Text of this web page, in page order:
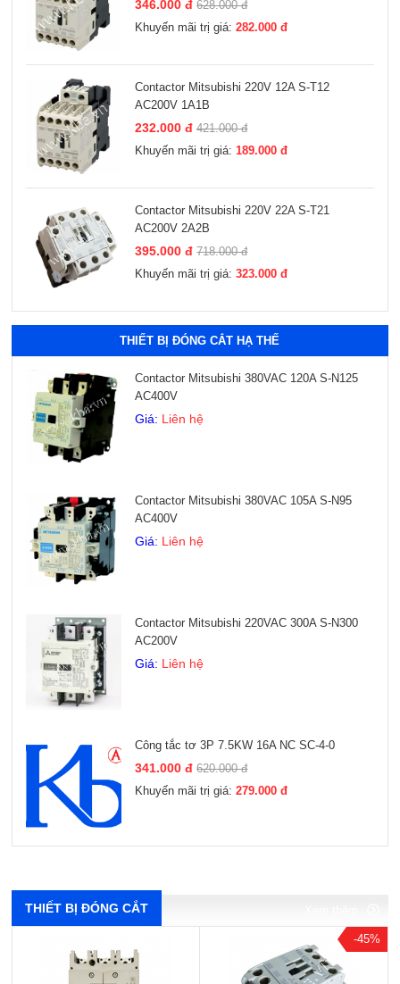
346.000 đ 628.000 đ
Khuyến mãi trị giá:282.000 đ
Contactor Mitsubishi 220V 12A S-T12
AC200V 1A1B
232.000 đ 421.000 đ
Khuyến mãi trị giá:189.000 đ
Contactor Mitsubishi 220V 22A S-T21
AC200V 2A2B
395.000 đ 718.000 đ
Khuyến mãi trị giá:323.000 đ
THIẾT BỊ ĐÓNG CẮT HẠ THẾ
Contactor Mitsubishi 380VAC 120A S-N125
AC400V
Giá: Liên hệ
Contactor Mitsubishi 380VAC 105A S-N95
AC400V
Giá: Liên hệ
Contactor Mitsubishi 220VAC 300A S-N300
AC200V
Giá: Liên hệ
Công tắc tơ 3P 7.5KW 16A NC SC-4-0
341.000 đ 620.000 đ
Khuyến mãi trị giá:279.000 đ
THIẾT BỊ ĐÓNG CẮT
-45%